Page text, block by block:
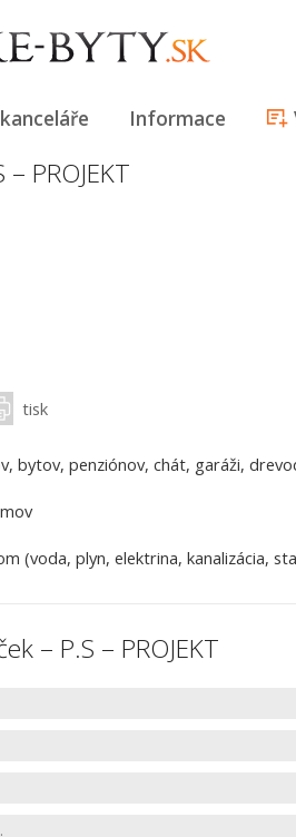
Informace
PROJEKT
tisk
bytov, penziónov, chát, garáži,
(voda, plyn, elektrina, kanalizácia,
– P.S – PROJEKT